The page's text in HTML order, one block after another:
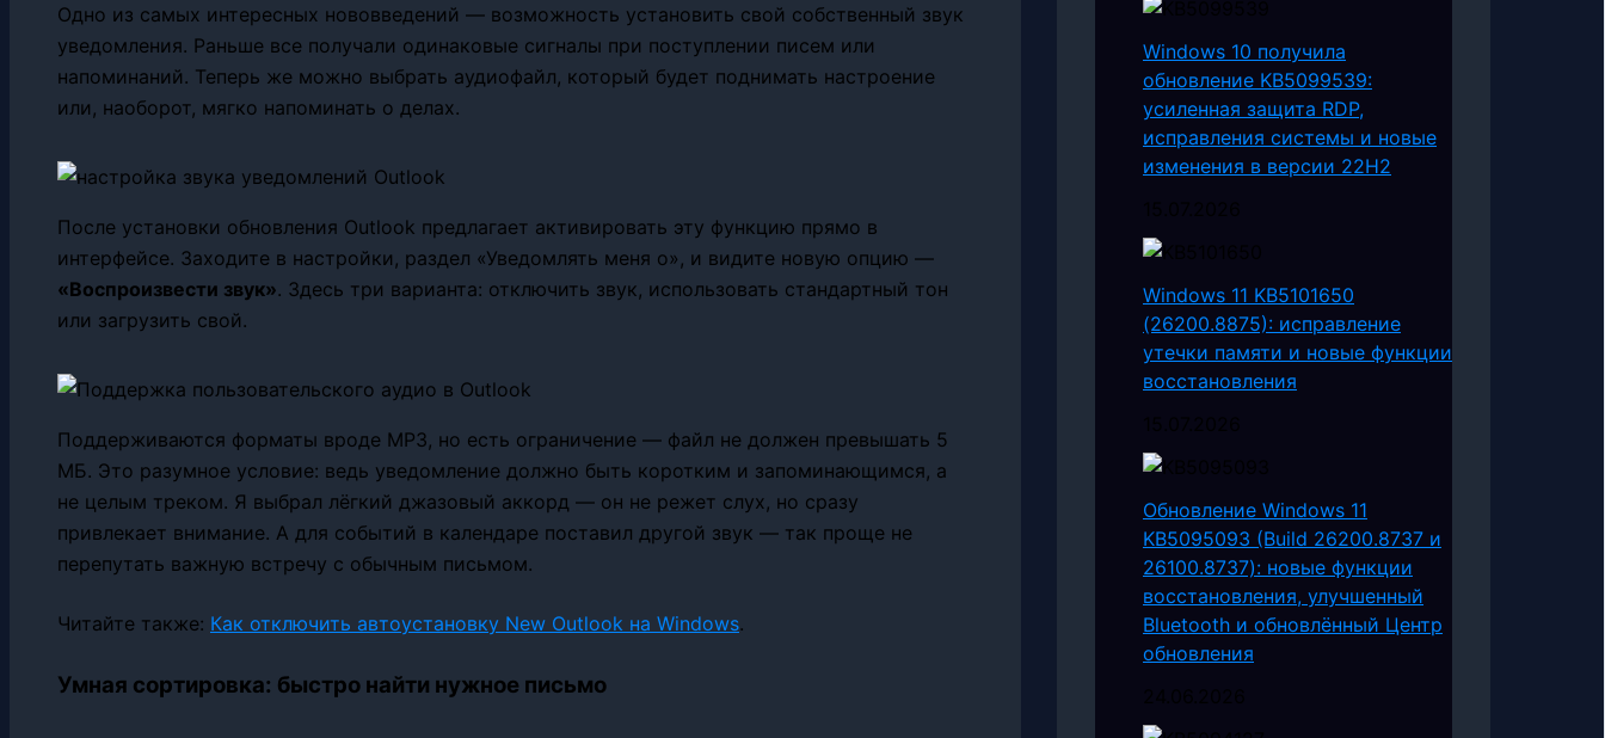
Одно из самых интересных нововведений — возможность установить свой собственный звук
уведомления. Раньше все получали одинаковые сигналы при поступлении писем или
напоминаний. Теперь же можно выбрать аудиофайл, который будет поднимать настроение
или, наоборот, мягко напоминать о делах.
После установки обновления Outlook предлагает активировать эту функцию прямо в
интерфейсе. Заходите в настройки, раздел «Уведомлять меня о», и видите новую опцию —
«Воспроизвести звук». Здесь три варианта: отключить звук, использовать стандартный тон
или загрузить свой.
Поддерживаются форматы вроде MP3, но есть ограничение — файл не должен превышать 5
МБ. Это разумное условие: ведь уведомление должно быть коротким и запоминающимся, а
не целым треком. Я выбрал лёгкий джазовый аккорд — он не режет слух, но сразу
привлекает внимание. А для событий в календаре поставил другой звук — так проще не
перепутать важную встречу с обычным письмом.
Читайте также: Как отключить автоустановку New Outlook на Windows.
Умная сортировка: быстро найти нужное письмо
Windows 10 получила
обновление KB5099539:
усиленная защита RDP,
исправления системы и новые
изменения в версии 22H2
Windows 11 KB5101650
(26200.8875): исправление
утечки памяти и новые функции
восстановления
Обновление Windows 11
KB5095093 (Build 26200.8737 и
26100.8737): новые функции
восстановления, улучшенный
Bluetooth и обновлённый Центр
обновления